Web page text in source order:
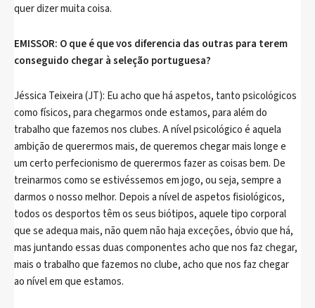
quer dizer muita coisa.
EMISSOR: O que é que vos diferencia das outras para terem
conseguido chegar à seleção portuguesa?
Jéssica Teixeira (JT): Eu acho que há aspetos, tanto psicológicos
como físicos, para chegarmos onde estamos, para além do
trabalho que fazemos nos clubes. A nível psicológico é aquela
ambição de querermos mais, de queremos chegar mais longe e
um certo perfecionismo de querermos fazer as coisas bem. De
treinarmos como se estivéssemos em jogo, ou seja, sempre a
darmos o nosso melhor. Depois a nível de aspetos fisiológicos,
todos os desportos têm os seus biótipos, aquele tipo corporal
que se adequa mais, não quem não haja exceções, óbvio que há,
mas juntando essas duas componentes acho que nos faz chegar,
mais o trabalho que fazemos no clube, acho que nos faz chegar
ao nível em que estamos.